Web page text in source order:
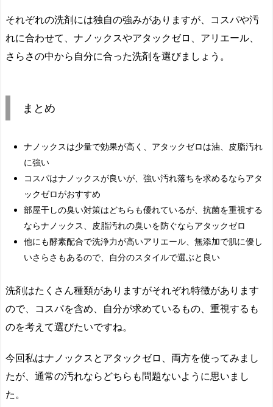
それぞれの洗剤には独自の強みがありますが、コスパや汚
れに合わせて、ナノックスやアタックゼロ、アリエール、
さらさの中から自分に合った洗剤を選びましょう。
まとめ
ナノックスは少量で効果が高く、アタックゼロは油、皮脂汚れ
に強い
コスパはナノックスが良いが、強い汚れ落ちを求めるならアタ
ックゼロがおすすめ
部屋干しの臭い対策はどちらも優れているが、抗菌を重視する
ならナノックス、皮脂汚れの臭いを防ぐならアタックゼロ
他にも酵素配合で洗浄力が高いアリエール、無添加で肌に優し
いさらさもあるので、自分のスタイルで選ぶと良い
洗剤はたくさん種類がありますがそれぞれ特徴があります
ので、コスパを含め、自分が求めているもの、重視するも
のを考えて選びたいですね。
今回私はナノックスとアタックゼロ、両方を使ってみまし
たが、通常の汚れならどちらも問題ないように思いまし
た。